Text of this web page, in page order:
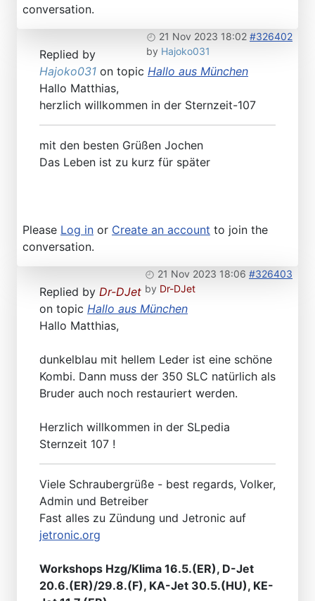
conversation.
21 Nov 2023 18:02 #326402
by Hajoko031
Replied by
Hajoko031 on topic Hallo aus München
Hallo Matthias,
herzlich willkommen in der Sternzeit-107
mit den besten Grüßen Jochen
Das Leben ist zu kurz für später
Please Log in or Create an account to join the
conversation.
21 Nov 2023 18:06 #326403
by Dr-DJet
Replied by Dr-DJet
on topic Hallo aus München
Hallo Matthias,
dunkelblau mit hellem Leder ist eine schöne
Kombi. Dann muss der 350 SLC natürlich als
Bruder auch noch restauriert werden.
Herzlich willkommen in der SLpedia
Sternzeit 107 !
Viele Schraubergrüße - best regards, Volker,
Admin und Betreiber
Fast alles zu Zündung und Jetronic auf
jetronic.org
Workshops Hzg/Klima 16.5.(ER), D-Jet
20.6.(ER)/29.8.(F), KA-Jet 30.5.(HU), KE-